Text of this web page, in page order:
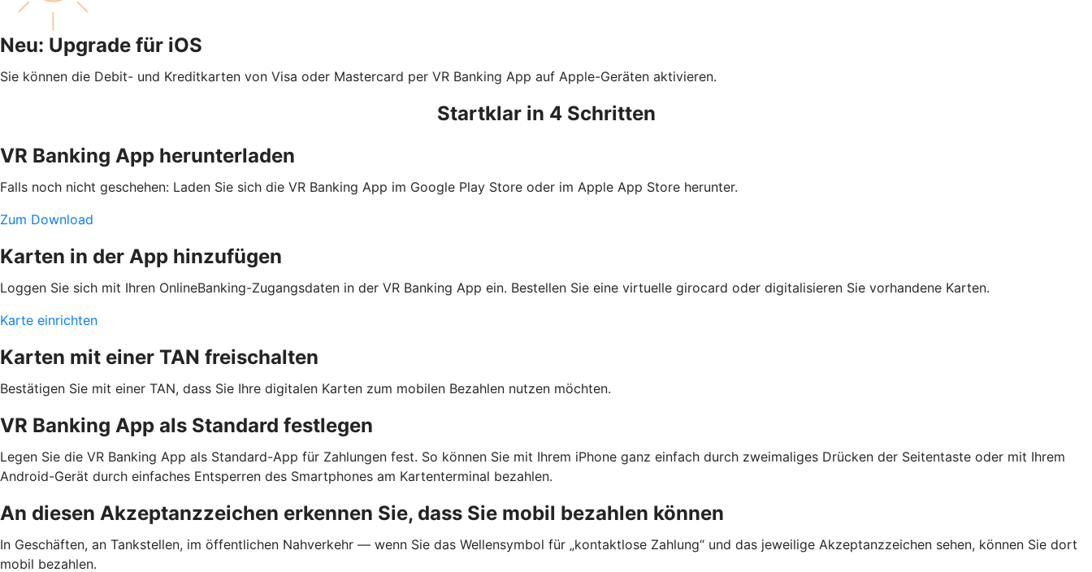
Neu: Upgrade für iOS
Sie können die Debit- und Kreditkarten von Visa oder Mastercard per VR Banking App auf Apple-Geräten aktivieren.
Startklar in 4 Schritten
VR Banking App herunterladen
Falls noch nicht geschehen: Laden Sie sich die VR Banking App im Google Play Store oder im Apple App Store herunter.
Zum Download
Karten in der App hinzufügen
Loggen Sie sich mit Ihren OnlineBanking-Zugangsdaten in der VR Banking App ein. Bestellen Sie eine virtuelle girocard oder digitalisieren Sie vorhandene Karten.
Karte einrichten
Karten mit einer TAN freischalten
Bestätigen Sie mit einer TAN, dass Sie Ihre digitalen Karten zum mobilen Bezahlen nutzen möchten.
VR Banking App als Standard festlegen
Legen Sie die VR Banking App als Standard-App für Zahlungen fest. So können Sie mit Ihrem iPhone ganz einfach durch zweimaliges Drücken der Seitentaste oder mit Ihrem
Android-Gerät durch einfaches Entsperren des Smartphones am Kartenterminal bezahlen.
An diesen Akzeptanzzeichen erkennen Sie, dass Sie mobil bezahlen können
In Geschäften, an Tankstellen, im öffentlichen Nahverkehr — wenn Sie das Wellensymbol für „kontaktlose Zahlung“ und das jeweilige Akzeptanzzeichen sehen, können Sie dort
mobil bezahlen.